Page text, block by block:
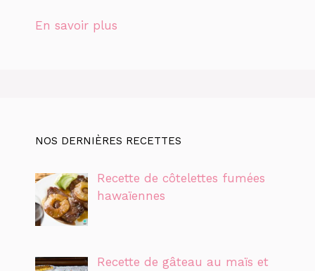
En savoir plus
NOS DERNIÈRES RECETTES
Recette de côtelettes fumées
hawaïennes
Recette de gâteau au maïs et